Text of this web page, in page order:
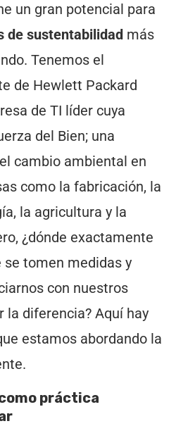
un gran potencial para
de sustentabilidad más
Tenemos el
de Hewlett Packard
de TI líder cuya
del Bien; una
cambio ambiental en
como la fabricación, la
la agricultura y la
¿dónde exactamente
tomen medidas y
con nuestros
la diferencia? Aquí hay
estamos abordando la
práctica